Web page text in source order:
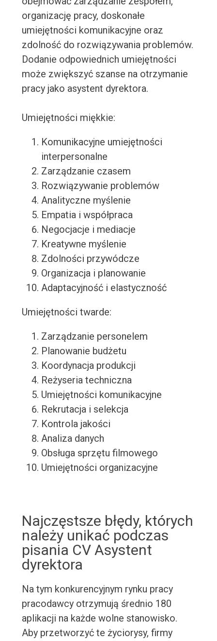
organizację pracy, doskonałe
umiejętności komunikacyjne oraz
zdolność do rozwiązywania problemów.
Dodanie odpowiednich umiejętności
może zwiększyć szanse na otrzymanie
pracy jako asystent dyrektora.
Umiejętności miękkie:
Komunikacyjne umiejętności
interpersonalne
Zarządzanie czasem
Rozwiązywanie problemów
Analityczne myślenie
Empatia i współpraca
Negocjacje i mediacje
Kreatywne myślenie
Zdolności przywódcze
Organizacja i planowanie
Adaptacyjność i elastyczność
Umiejętności twarde:
Zarządzanie personelem
Planowanie budżetu
Koordynacja produkcji
Reżyseria techniczna
Umiejętności komunikacyjne
Rekrutacja i selekcja
Kontrola jakości
Analiza danych
Obsługa sprzętu filmowego
Umiejętności organizacyjne
Najczęstsze błędy, których
należy unikać podczas
pisania CV Asystent
dyrektora
Na tym konkurencyjnym rynku pracy
pracodawcy otrzymują średnio 180
aplikacji na każde wolne stanowisko.
Aby przetworzyć te życiorysy, firmy